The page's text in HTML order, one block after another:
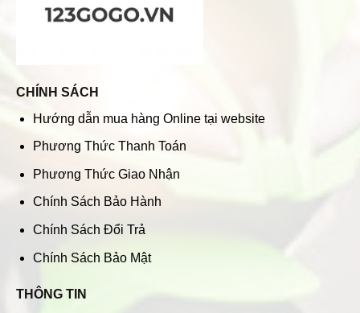
CHÍNH SÁCH
Hướng dẫn mua hàng Online tại website
Phương Thức Thanh Toán
Phương Thức Giao Nhận
Chính Sách Bảo Hành
Chính Sách Đổi Trả
Chính Sách Bảo Mật
THÔNG TIN